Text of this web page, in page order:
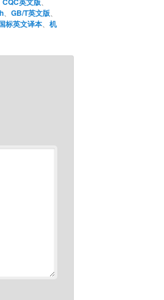
、 GB/T英文版
标英文译本、 机